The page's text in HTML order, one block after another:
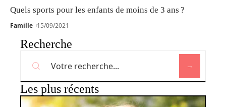
Quels sports pour les enfants de moins de 3 ans ?
Famille 15/09/2021
Recherche
Les plus récents